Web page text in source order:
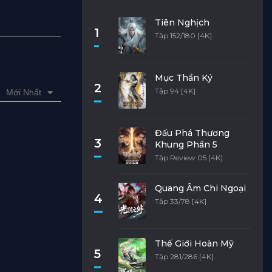
Mới Nhất
1
Tiên Nghịch
Tập 152/180 [4K]
2
Mục Thần Ký
Tập 94 [4K]
3
Đấu Phá Thương
Khung Phần 5
Tập Review 05 [4K]
4
Quang Âm Chi Ngoại
Tập 33/78 [4K]
5
Thế Giới Hoàn Mỹ
Tập 281/286 [4K]